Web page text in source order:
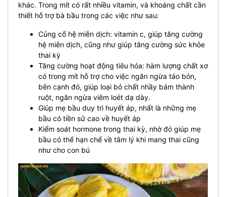
khác. Trong mít có rất nhiều vitamin, và khoáng chất cần
thiết hỗ trợ bà bầu trong các việc như sau:
Củng cố hệ miễn dịch: vitamin c, giúp tăng cường
hệ miễn dịch, cũng như giúp tăng cường sức khỏe
thai kỳ
Tăng cường hoạt động tiêu hóa: hàm lượng chất xơ
có trong mít hỗ trợ cho việc ngăn ngừa táo bón,
bên cạnh đó, giúp loại bỏ chất nhầy bám thành
ruột, ngăn ngừa viêm loét dạ dày.
Giúp mẹ bầu duy trì huyết áp, nhất là những mẹ
bầu có tiền sử cao về huyết áp
Kiểm soát hormone trong thai kỳ, nhờ đó giúp mẹ
bầu có thể hạn chế về tâm lý khi mang thai cũng
như cho con bú